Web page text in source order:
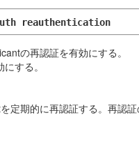
reauthentication
の再認証を有効にする。
する。
定期的に再認証する。再認